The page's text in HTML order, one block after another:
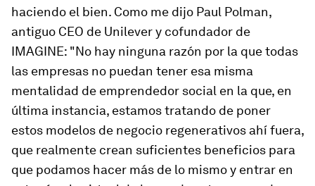
haciendo el bien. Como me dijo Paul Polman,
antiguo CEO de Unilever y cofundador de
IMAGINE: "No hay ninguna razón por la que todas
las empresas no puedan tener esa misma
mentalidad de emprendedor social en la que, en
última instancia, estamos tratando de poner
estos modelos de negocio regenerativos ahí fuera,
que realmente crean suficientes beneficios para
que podamos hacer más de lo mismo y entrar en